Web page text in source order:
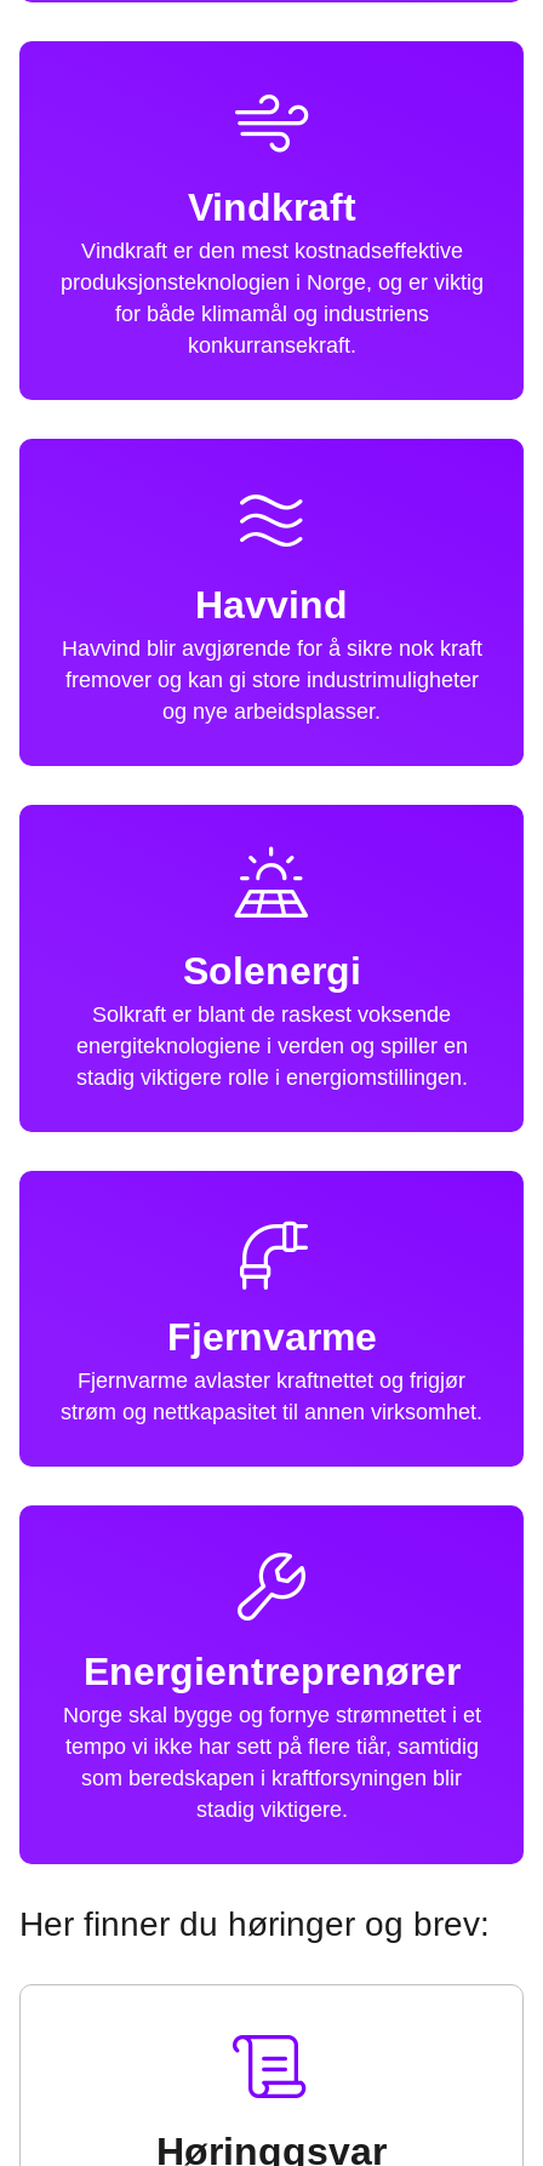
Vindkraft
Vindkraft er den mest kostnadseffektive
produksjonsteknologien i Norge, og er viktig
for både klimamål og industriens
konkurransekraft.
Havvind
Havvind blir avgjørende for å sikre nok kraft
fremover og kan gi store industrimuligheter
og nye arbeidsplasser.
Solenergi
Solkraft er blant de raskest voksende
energiteknologiene i verden og spiller en
stadig viktigere rolle i energiomstillingen.
Fjernvarme
Fjernvarme avlaster kraftnettet og frigjør
strøm og nettkapasitet til annen virksomhet.
Energientreprenører
Norge skal bygge og fornye strømnettet i et
tempo vi ikke har sett på flere tiår, samtidig
som beredskapen i kraftforsyningen blir
stadig viktigere.
Her finner du høringer og brev:
Høringgsvar